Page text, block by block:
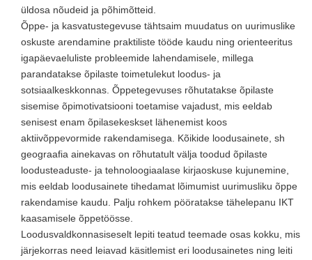
üldosa nõudeid ja põhimõtteid.
Õppe- ja kasvatustegevuse tähtsaim muudatus on uurimuslike
oskuste arendamine praktiliste tööde kaudu ning orienteeritus
igapäevaeluliste probleemide lahendamisele, millega
parandatakse õpilaste toimetulekut loodus- ja
sotsiaalkeskkonnas. Õppetegevuses rõhutatakse õpilaste
sisemise õpimotivatsiooni toetamise vajadust, mis eeldab
senisest enam õpilasekeskset lähenemist koos
aktiivõppevormide rakendamisega. Kõikide loodusainete, sh
geograafia ainekavas on rõhutatult välja toodud õpilaste
loodusteaduste- ja tehnoloogiaalase kirjaoskuse kujunemine,
mis eeldab loodusainete tihedamat lõimumist uurimusliku õppe
rakendamise kaudu. Palju rohkem pööratakse tähelepanu IKT
kaasamisele õppetöösse.
Loodusvaldkonnasiseselt lepiti teatud teemade osas kokku, mis
järjekorras need leiavad käsitlemist eri loodusainetes ning leiti